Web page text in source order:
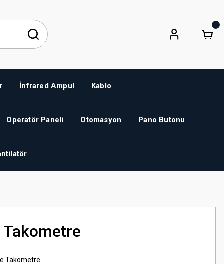
İnfrared Ampul Kablo
Operatör Paneli Otomasyon Pano Butonu
Takometre
Takometre